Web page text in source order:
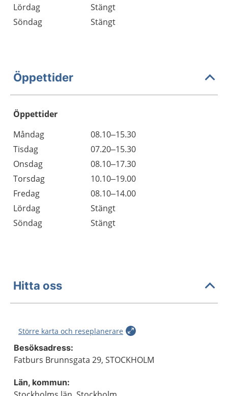
Lördag
Stängt
Söndag
Stängt
Öppettider
Öppettider
Dag
Öppettider
Kommentarer
Måndag
08.10–15.30
Tisdag
07.20–15.30
Onsdag
08.10–17.30
Torsdag
10.10–19.00
Fredag
08.10–14.00
Lördag
Stängt
Söndag
Stängt
Hitta oss
Större karta och reseplanerare
Besöksadress:
Fatburs Brunnsgata 29, STOCKHOLM
Län, kommun: